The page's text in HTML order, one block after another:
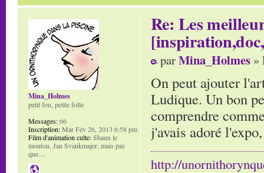
Re: Les
parMina_Holmes »
On peut ajouter
Ludique. Un bon
comprendre
j'avais adoré
http://
Mina_Holmes
petit fou, petite folle
Messages:66
Inscription:Mar Fév 26, 2013 6:58 pm
Film d'animation culte:Shaun le
mouton, Jan Svankmajer, mais pas
que....